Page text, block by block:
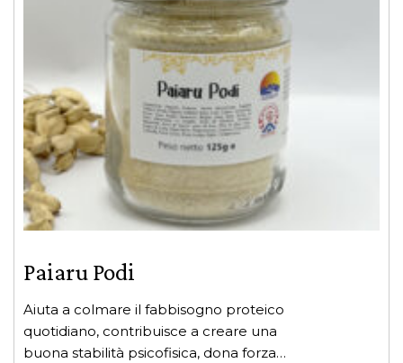
Paiaru Podi
Aiuta a colmare il fabbisogno proteico
quotidiano, contribuisce a creare una
buona stabilità psicofisica, dona forza